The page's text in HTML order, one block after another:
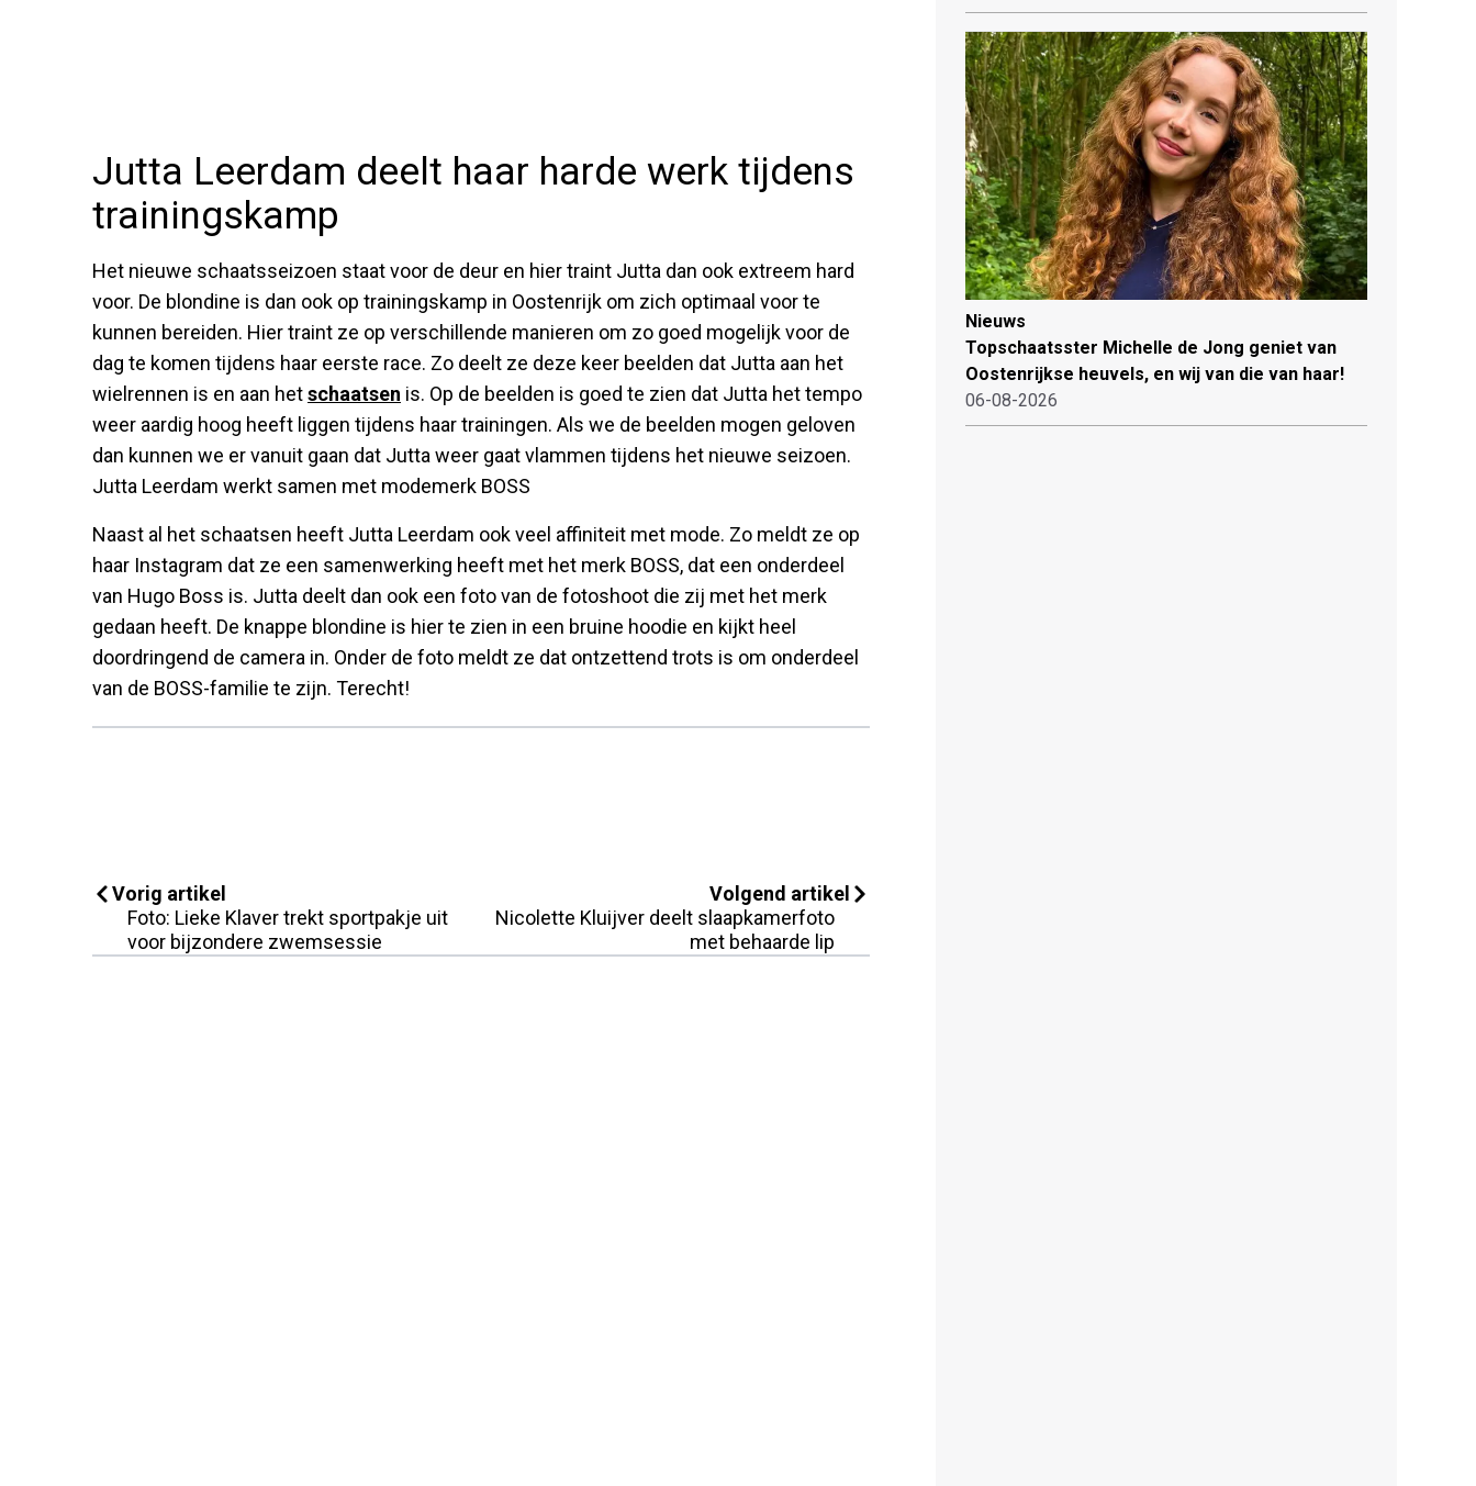
Jutta Leerdam deelt haar harde werk tijdens
trainingskamp
Het nieuwe schaatsseizoen staat voor de deur en hier traint Jutta dan ook extreem hard
voor. De blondine is dan ook op trainingskamp in Oostenrijk om zich optimaal voor te
kunnen bereiden. Hier traint ze op verschillende manieren om zo goed mogelijk voor de
dag te komen tijdens haar eerste race. Zo deelt ze deze keer beelden dat Jutta aan het
wielrennen is en aan hetschaatsen is. Op de beelden is goed te zien dat Jutta het tempo
weer aardig hoog heeft liggen tijdens haar trainingen. Als we de beelden mogen geloven
dan kunnen we er vanuit gaan dat Jutta weer gaat vlammen tijdens het nieuwe seizoen.
Jutta Leerdam werkt samen met modemerk BOSS
Naast al het schaatsen heeft Jutta Leerdam ook veel affiniteit met mode. Zo meldt ze op
haar Instagram dat ze een samenwerking heeft met het merk BOSS, dat een onderdeel
van Hugo Boss is. Jutta deelt dan ook een foto van de fotoshoot die zij met het merk
gedaan heeft. De knappe blondine is hier te zien in een bruine hoodie en kijkt heel
doordringend de camera in. Onder de foto meldt ze dat ontzettend trots is om onderdeel
van de BOSS-familie te zijn. Terecht!
Vorig artikel
Foto: Lieke Klaver trekt sportpakje uit
voor bijzondere zwemsessie
Volgend artikel
Nicolette Kluijver deelt slaapkamerfoto
met behaarde lip
Nieuws
Topschaatsster Michelle de Jong geniet van
Oostenrijkse heuvels, en wij van die van haar!
06-08-2026